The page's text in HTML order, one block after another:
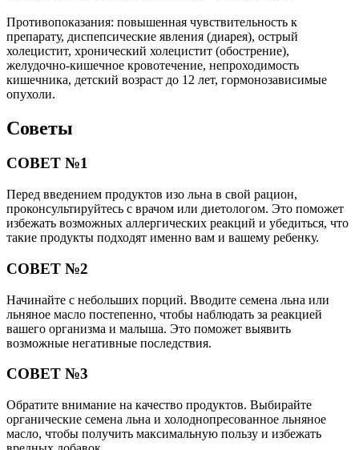
Противопоказания: повышенная чувствительность к
препарату, диспепсические явления (диарея), острый
холецистит, хронический холецистит (обострение),
желудочно-кишечное кровотечение, непроходимость
кишечника, детский возраст до 12 лет, гормонозависимые
опухоли.
Советы
СОВЕТ №1
Перед введением продуктов изо льна в свой рацион,
проконсультируйтесь с врачом или диетологом. Это поможет
избежать возможных аллергических реакций и убедиться, что
такие продукты подходят именно вам и вашему ребенку.
СОВЕТ №2
Начинайте с небольших порций. Вводите семена льна или
льняное масло постепенно, чтобы наблюдать за реакцией
вашего организма и малыша. Это поможет выявить
возможные негативные последствия.
СОВЕТ №3
Обратите внимание на качество продуктов. Выбирайте
органические семена льна и холоднопресованное льняное
масло, чтобы получить максимальную пользу и избежать